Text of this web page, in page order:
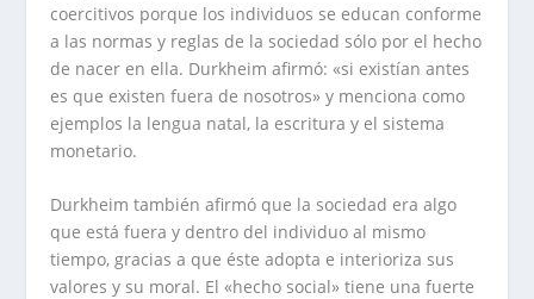
coercitivos porque los individuos se educan conforme
a las normas y reglas de la sociedad sólo por el hecho
de nacer en ella. Durkheim afirmó: «si existían antes
es que existen fuera de nosotros» y menciona como
ejemplos la lengua natal, la escritura y el sistema
monetario.
Durkheim también afirmó que la sociedad era algo
que está fuera y dentro del individuo al mismo
tiempo, gracias a que éste adopta e interioriza sus
valores y su moral. El «hecho social» tiene una fuerte